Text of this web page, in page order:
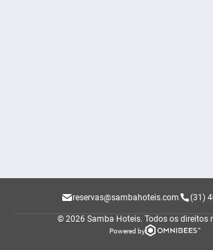
reservas@sambahoteis.com (31)
© 2026 Samba Hoteis. Todos os direitos
Powered by